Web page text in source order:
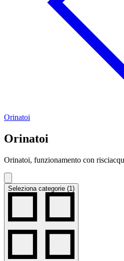
Orinatoi
Orinatoi
Orinatoi, funzionamento con
Seleziona categorie (1)